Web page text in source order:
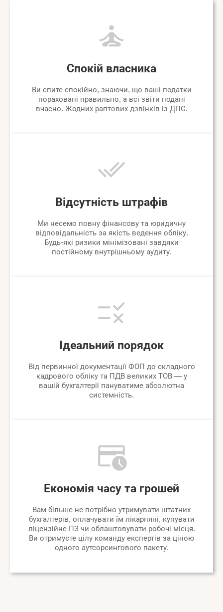
Спокій власника
Ви спите спокійно, знаючи, що ваші податки
пораховані правильно, а всі звіти подані
вчасно. Жодних раптових дзвінків із ДПС.
Відсутність штрафів
Ми несемо повну фінансову та юридичну
відповідальність за якість ведення обліку.
Будь-які ризики мінімізовані завдяки
постійному внутрішньому аудиту.
Ідеальний порядок
Від первинної документації ФОП до складного
кадрового обліку та ПДВ великих ТОВ — у
вашій бухгалтерії пануватиме абсолютна
системність.
Економія часу та грошей
Вам більше не потрібно утримувати штатних
бухгалтерів, оплачувати їм лікарняні, купувати
ліцензійне ПЗ чи облаштовувати робочі місця.
Ви отримуєте цілу команду експертів за ціною
одного аутсорсингового пакету.